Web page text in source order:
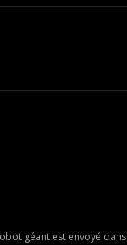
géant est envoyé